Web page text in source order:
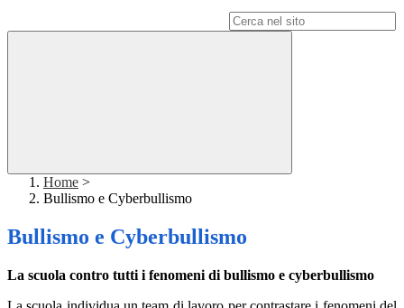
Home >
Bullismo e Cyberbullismo
Bullismo e Cyberbullismo
La scuola contro tutti i fenomeni di bullismo e cyberbullismo